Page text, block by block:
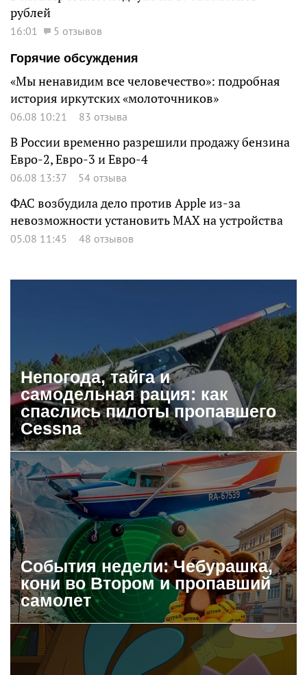
рублей
16:01
5 отзывов
Горячие обсуждения
«Мы ненавидим все человечество»: подробная
история иркутских «молоточников»
06.08 10:21 83 отзыва
В России временно разрешили продажу бензина
Евро-2, Евро-3 и Евро-4
06.08 13:37 54 отзыва
ФАС возбудила дело против Apple из-за
невозможности установить MAX на устройства
05.08 11:45 48 отзывов
Непогода, тайга и
самодельная рация: как
спаслись пилоты пропавшего
Cessna
События недели: Чебурашка,
кони во Втором и пропавший
самолет